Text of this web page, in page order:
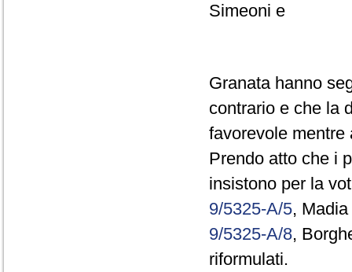
Simeoni e
Granata hanno
contrario e che la
favorevole mentre
Prendo atto che i
insistono per la
9/5325-A/5,
9/5325-A/8,
riformulati.